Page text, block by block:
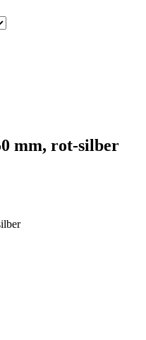
mm, rot-silber